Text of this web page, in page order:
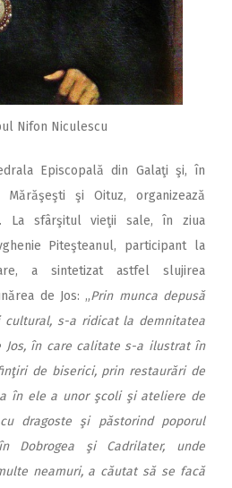
Nifon Niculescu
Episcopală din Galaţi şi, în
şi Oituz, organizează
La sfârşitul vieţii sale, în ziua
Piteşteanul, participant la
a sintetizat astfel slujirea
de Jos: „Prin munca depusă
cultural, s-a ridicat la demnitatea
Jos, în care calitate s-a ilustrat în
de biserici, prin restaurări de
în ele a unor şcoli şi ateliere de
dragoste şi păstorind poporul
Dobrogea şi Cadrilater, unde
neamuri, a căutat să se facă